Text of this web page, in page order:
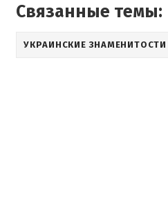
Связанные темы:
УКРАИНСКИЕ ЗНАМЕНИТОСТИ